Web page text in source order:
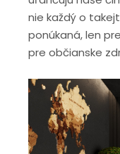
nie každý o
ponúkaná, len
pre občianske